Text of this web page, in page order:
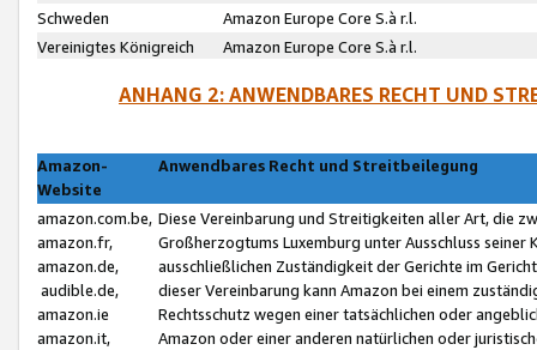
Schweden
Amazon Europe Core S.à r.l.
Vereinigtes Königreich
Amazon Europe Core S.à r.l.
ANHANG 2: ANWENDBARES RECHT UND
Amazon-
Website
Anwendbares Recht und Streitbeilegung
amazon.com.be,
amazon.fr,
amazon.de,
audible.de,
amazon.ie
amazon.it,
Diese Vereinbarung und Streitigkeiten aller Art, die
Großherzogtums Luxemburg unter Ausschluss
ausschließlichen Zuständigkeit der Gerichte im
dieser Vereinbarung kann Amazon bei einem
Rechtsschutz wegen einer tatsächlichen oder
Amazon oder einer anderen natürlichen oder